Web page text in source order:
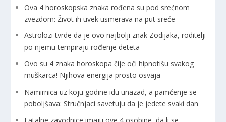
Ova 4 horoskopska znaka rođena su pod srećnom
zvezdom: Život ih uvek usmerava na put sreće
Astrolozi tvrde da je ovo najbolji znak Zodijaka, roditelji
po njemu tempiraju rođenje deteta
Ovo su 4 znaka horoskopa čije oči hipnotišu svakog
muškarca! Njihova energija prosto osvaja
Namirnica uz koju godine idu unazad, a pamćenje se
poboljšava: Stručnjaci savetuju da je jedete svaki dan
Fatalne zavodnice imaju ove 4 osobine, da li se